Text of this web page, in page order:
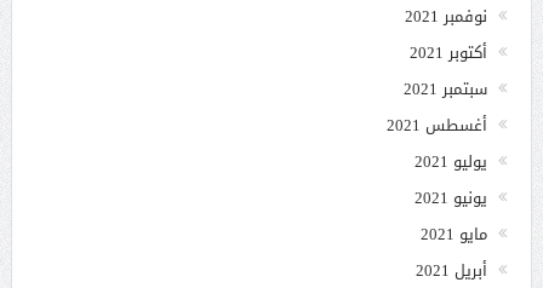
نوفمبر 2021
أكتوبر 2021
سبتمبر 2021
أغسطس 2021
يوليو 2021
يونيو 2021
مايو 2021
أبريل 2021